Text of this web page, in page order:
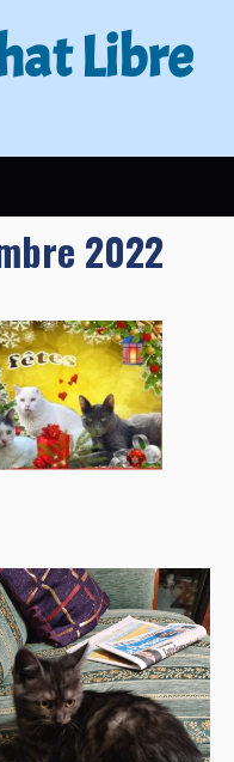
Libre
2022